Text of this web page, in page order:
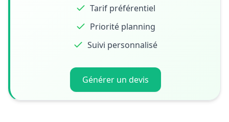
Tarif préférentiel
Priorité planning
Suivi personnalisé
Générer un devis